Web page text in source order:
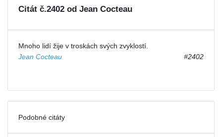
Citát č.2402 od Jean Cocteau
Mnoho lidí žije v troskách svých zvyklostí.
Jean Cocteau
#2402
Podobné citáty